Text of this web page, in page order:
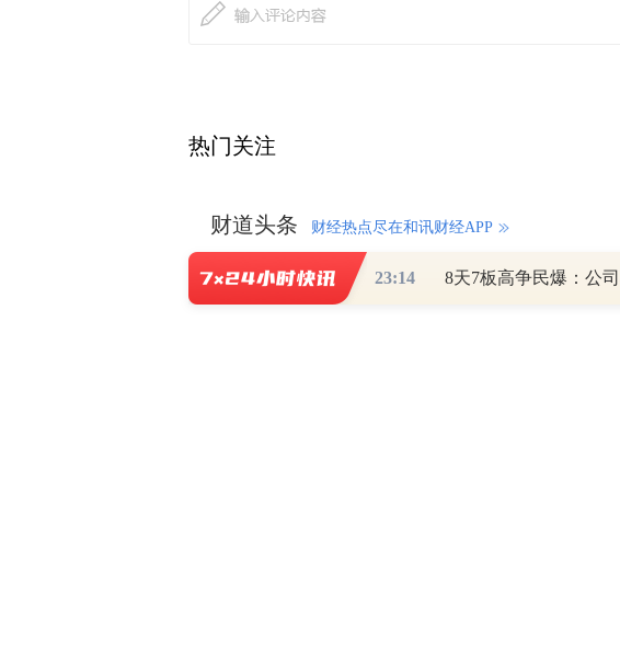
热门关注
财道头条 财经热点尽在和讯财经APP
23:14